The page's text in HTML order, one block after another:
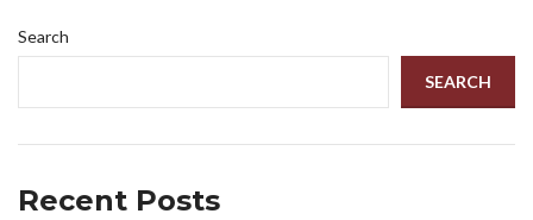
Search
SEARCH
Recent Posts